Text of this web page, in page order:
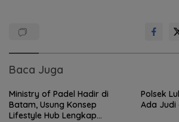
Baca Juga
Ministry of Padel Hadir di
Batam, Usung Konsep
Lifestyle Hub Lengkap
Polsek
Ada Judi